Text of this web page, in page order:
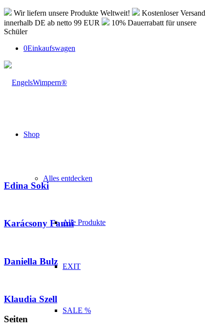
Wir liefern unsere Produkte Weltweit!
Kostenloser Versand
innerhalb DE ab netto 99 EUR
10% Dauerrabatt für unsere
Schüler
0Einkaufswagen
Shop
Alles entdecken
Alle Produkte
EXIT
SALE %
Edina Soki
Karácsony Fanni
Daniella Bulz
Klaudia Szell
Seiten